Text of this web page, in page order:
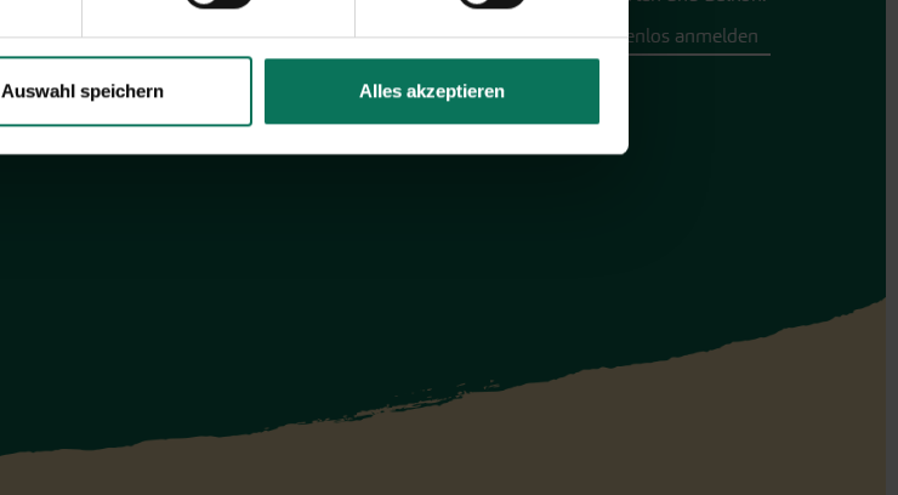
Auswahl speichern Alles akzeptieren
Hier online blättern
Hier kostenlos anmelden